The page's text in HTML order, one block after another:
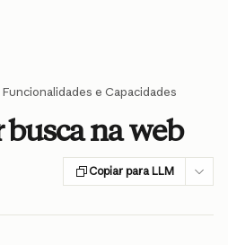
Funcionalidades e Capacidades
na web
Copiar para LLM